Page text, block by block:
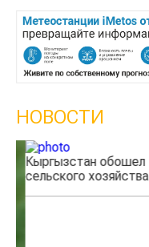
НОВОСТИ
Кыргызстан обошел
сельского хозяйства